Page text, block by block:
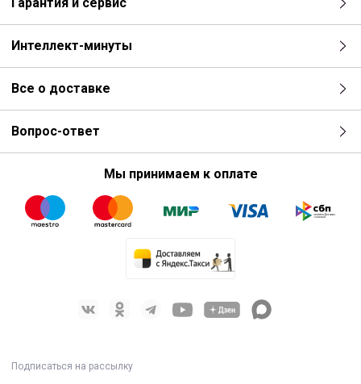
Интеллект-минуты
Все о доставке
Вопрос-ответ
Мы принимаем к оплате
Подписаться на рассылку